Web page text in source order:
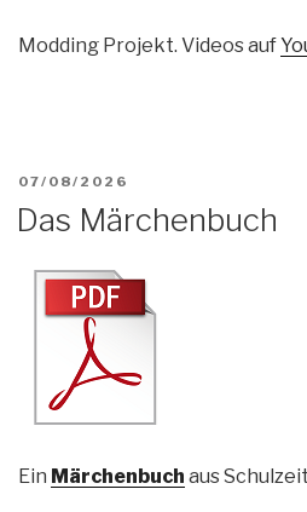
Modding Projekt. Videos auf
VERÖFFENTLICHT
AM
07/08/2026
Das Märchenbuch
Ein Märchenbuch aus